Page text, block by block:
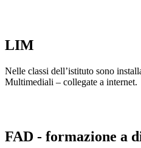
LIM
Nelle classi dell’istituto sono
Multimediali – collegate a internet.
FAD - formazione a